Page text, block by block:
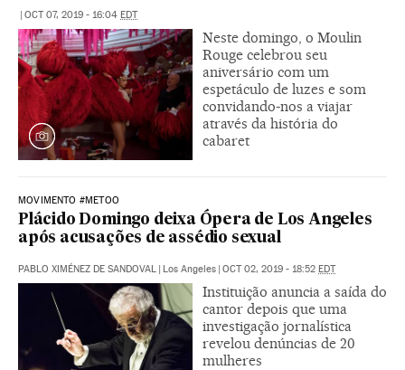
| OCT 07, 2019 - 16:04 EDT
Neste domingo, o Moulin
Rouge celebrou seu
aniversário com um
espetáculo de luzes e som
convidando-nos a viajar
através da história do
cabaret
MOVIMENTO #METOO
Plácido Domingo deixa Ópera de Los Angeles
após acusações de assédio sexual
PABLO XIMÉNEZ DE SANDOVAL | Los Angeles | OCT 02, 2019 - 18:52 EDT
Instituição anuncia a saída do
cantor depois que uma
investigação jornalística
revelou denúncias de 20
mulheres